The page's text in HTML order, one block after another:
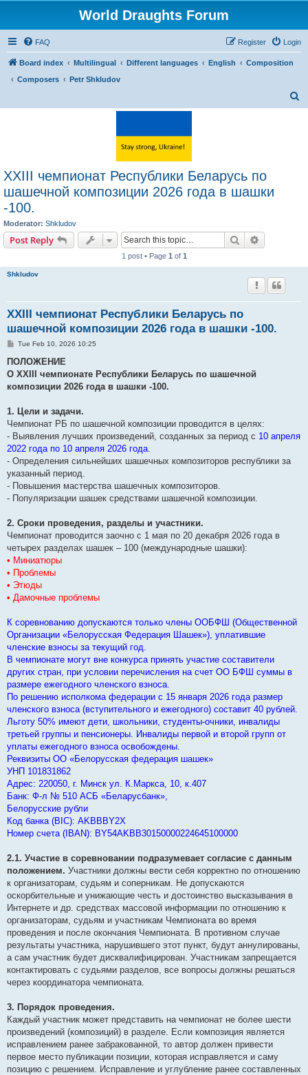
World Draughts Forum
FAQ Login
Register
Board index Multilingual Different languages English
Composition
Composers
Petr Shkludov
XXIII чемпионат Республики Беларусь по
шашечной композиции 2026 года в шашки
-100.
Moderator: Shkludov
Post Reply Search
1 post • Page 1of 1
Shkludov
XXIII чемпионат Республики Беларусь по
шашечной композиции 2026 года в шашки -100.
P
s
Tue Feb 10, 2026 10:25
ПОЛОЖЕНИЕ
О XXIII чемпионате Республики Беларусь по шашечной
композиции 2026 года в шашки -100.
1. Цели и задачи.
Чемпионат РБ по шашечной композиции проводится в целях:
- Выявления лучших произведений, созданных за период с 10 апреля
2022 года по 10 апреля 2026 года.
- Определения сильнейших шашечных композиторов республики за
указанный период.
- Повышения мастерства шашечных композиторов.
- Популяризации шашек средствами шашечной композиции.
2. Сроки проведения, разделы и участники.
Чемпионат проводится заочно с 1 мая по 20 декабря 2026 года в
четырех разделах шашек – 100 (международные шашки):
• Миниатюры
• Проблемы
• Этюды
• Дамочные проблемы
К соревнованию допускаются только члены ООБФШ (Общественной
Организации «Белорусская Федерация Шашек»), уплатившие
членские взносы за текущий год.
В чемпионате могут вне конкурса принять участие составители
других стран, при условии перечисления на счет ОО БФШ суммы в
размере ежегодного членского взноса.
По решению исполкома федерации с 15 января 2026 года размер
членского взноса (вступительного и ежегодного) составит 40 рублей.
Льготу 50% имеют дети, школьники, студенты-очники, инвалиды
третьей группы и пенсионеры. Инвалиды первой и второй групп от
уплаты ежегодного взноса освобождены.
Реквизиты ОО «Белорусская федерация шашек»
УНП 101831862
Адрес: 220050, г. Минск ул. К.Маркса, 10, к.407
Банк: Ф-л № 510 АСБ «Беларусбанк»,
Белорусские рубли
Код банка (BIC): AKBBBY2Х
Номер счета (IBAN): BY54AKBB30150000224645100000
2.1. Участие в соревновании подразумевает согласие с данным
положением. Участники должны вести себя корректно по отношению
к организаторам, судьям и соперникам. Не допускаются
оскорбительные и унижающие честь и достоинство высказывания в
Интернете и др. средствах массовой информации по отношению к
организаторам, судьям и участникам Чемпионата во время
проведения и после окончания Чемпионата. В противном случае
результаты участника, нарушившего этот пункт, будут аннулированы,
а сам участник будет дисквалифицирован. Участникам запрещается
контактировать с судьями разделов, все вопросы должны решаться
через координатора чемпионата.
3. Порядок проведения.
Каждый участник может представить на чемпионат не более шести
произведений (композиций) в разделе. Если композиция является
исправлением ранее забракованной, то автор должен привести
первое место публикации позиции, которая исправляется и саму
позицию с решением. Исправление и углубление ранее составленных